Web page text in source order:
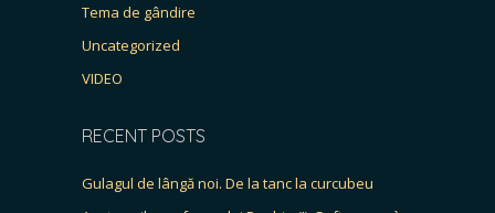
Tema de gândire
Uncategorized
VIDEO
RECENT POSTS
Gulagul de lângă noi. De la tanc la curcubeu